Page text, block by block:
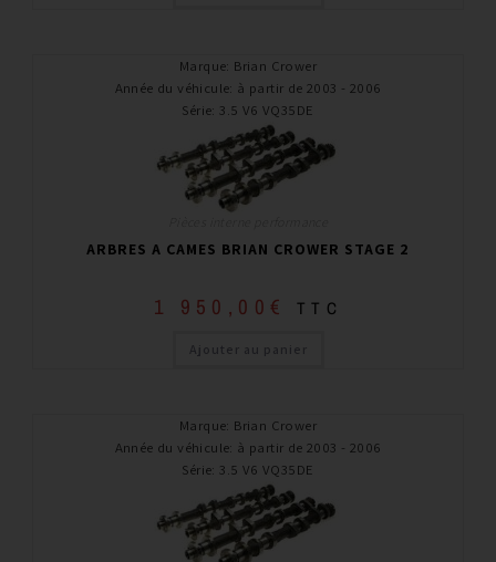
Marque: Brian Crower
Année du véhicule: à partir de 2003 - 2006
Série: 3.5 V6 VQ35DE
ARBRES A CAMES BRIAN CROWER STAGE 2
1 950,00 € TTC
Ajouter au panier
Marque: Brian Crower
Année du véhicule: à partir de 2003 - 2006
Série: 3.5 V6 VQ35DE